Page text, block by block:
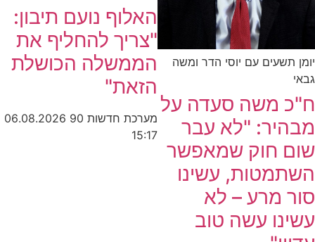
יומן תשעים עם יוסי הדר ומשה
גבאי
ח"כ משה סעדה על
מבהיר: "לא עבר
שום חוק שמאפשר
השתמטות, עשינו
סור מרע – לא
עשינו עשה טוב
האלוף נועם תיבון:
"צריך להחליף את
הממשלה הכושלת
הזאת"
מערכת חדשות 90
06.08.2026
15:17